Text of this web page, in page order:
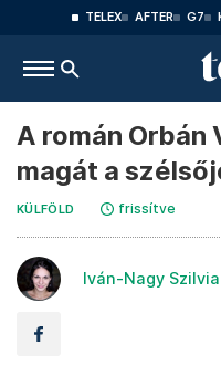
TELEX AFTER G7
A román
magát a
KÜLFÖLD frissítve
Iván-Nagy Szilvia